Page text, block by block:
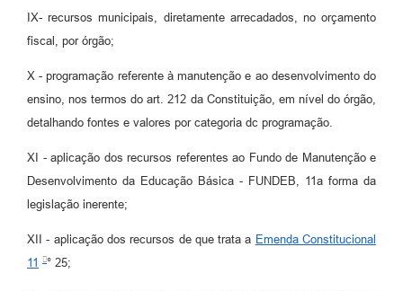
IX- recursos municipais, diretamente arrecadados, no orçamento
fiscal, por órgão;
X - programação referente à manutenção e ao desenvolvimento do
ensino, nos termos do art. 212 da Constituição, em nível do órgão,
detalhando fontes e valores por categoria dc programação.
XI - aplicação dos recursos referentes ao Fundo de Manutenção e
Desenvolvimento da Educação Básica - FUNDEB, 11a forma da
legislação inerente;
XII - aplicação dos recursos de que trata a Emenda Constitucional
11
° 25;